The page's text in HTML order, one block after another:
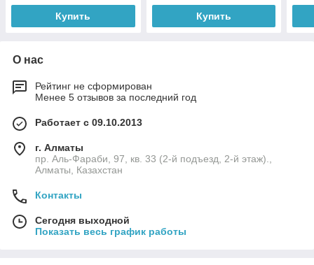
Купить Купить
О нас
Рейтинг не сформирован
Менее 5 отзывов за последний год
Работает с 09.10.2013
г. Алматы
пр. Аль-Фараби, 97, кв. 33 (2-й подъезд, 2-й этаж).,
Алматы, Казахстан
Контакты
Сегодня выходной
Показать весь график работы